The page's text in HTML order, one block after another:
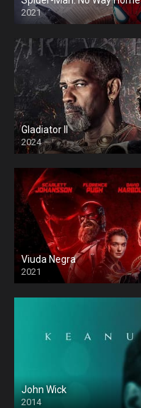
2021
Gladiator II
2024
Viuda Negra
2021
John Wick
2014